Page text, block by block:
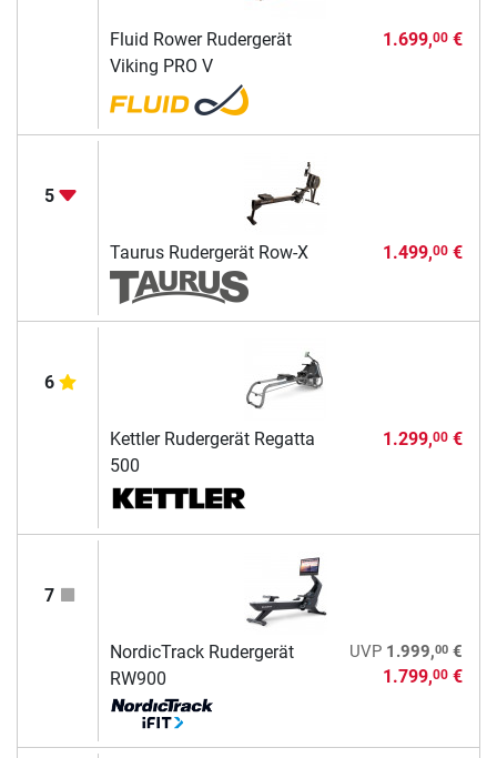
Fluid Rower Rudergerät
Viking PRO V
1.699,00€
5
Taurus Rudergerät Row-X 1.499,00€
6
Kettler Rudergerät Regatta
500
1.299,00€
7
NordicTrack Rudergerät
RW900
UVP 1.999,00€
1.799,00€